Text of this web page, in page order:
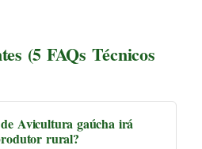
(5 FAQs Técnicos
Avicultura gaúcha irá
rural?